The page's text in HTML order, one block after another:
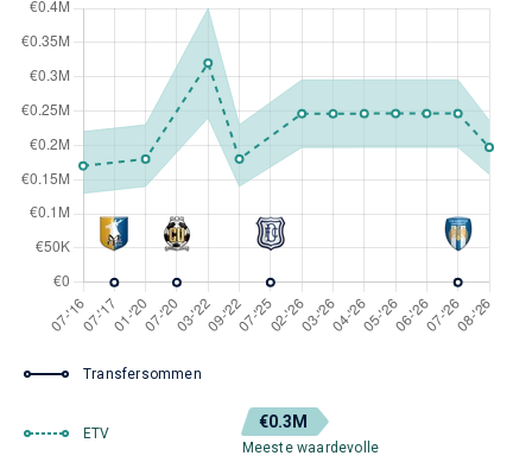
Transfersommen
ETV
€0.3M
Meeste waardevolle